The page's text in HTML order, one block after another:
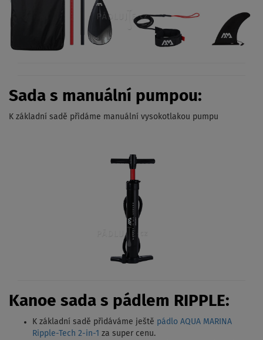
Sada s manuální pumpou:
K základní sadě přidáme manuální vysokotlakou pumpu
Kanoe sada s pádlem RIPPLE:
K základní sadě přidáváme ještě pádlo AQUA MARINA
Ripple-Tech 2-in-1 za super cenu.